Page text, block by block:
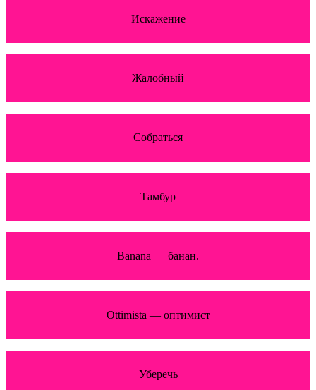
Искажение
Жалобный
Собраться
Тамбур
Banana — банан.
Ottimista — оптимист
Уберечь